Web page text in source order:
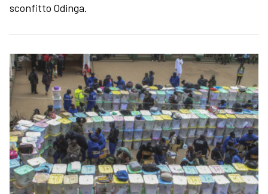
sconfitto Odinga.